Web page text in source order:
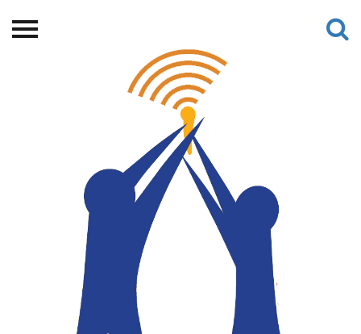
Beranda
Proyek Terdahulu